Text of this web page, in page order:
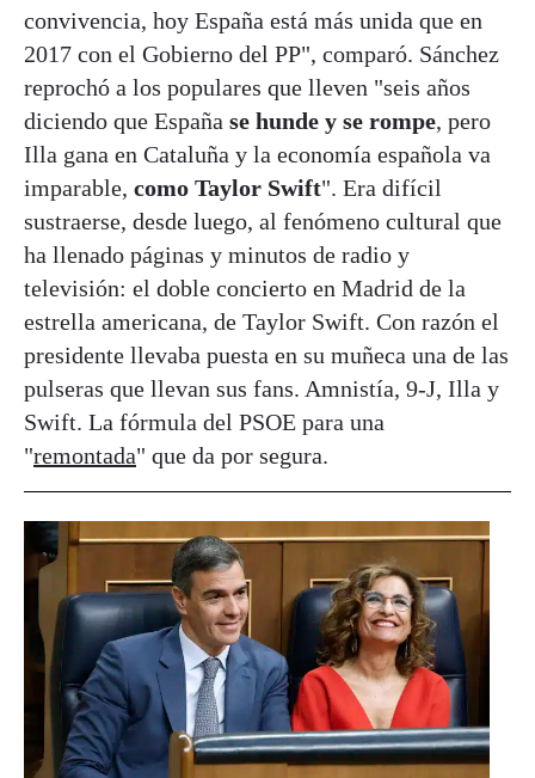
convivencia, hoy España está más unida que en
2017 con el Gobierno del PP", comparó. Sánchez
reprochó a los populares que lleven "seis años
diciendo que España se hunde y se rompe, pero
Illa gana en Cataluña y la economía española va
imparable, como Taylor Swift". Era difícil
sustraerse, desde luego, al fenómeno cultural que
ha llenado páginas y minutos de radio y
televisión: el doble concierto en Madrid de la
estrella americana, de Taylor Swift. Con razón el
presidente llevaba puesta en su muñeca una de las
pulseras que llevan sus fans. Amnistía, 9-J, Illa y
Swift. La fórmula del PSOE para una
"remontada" que da por segura.